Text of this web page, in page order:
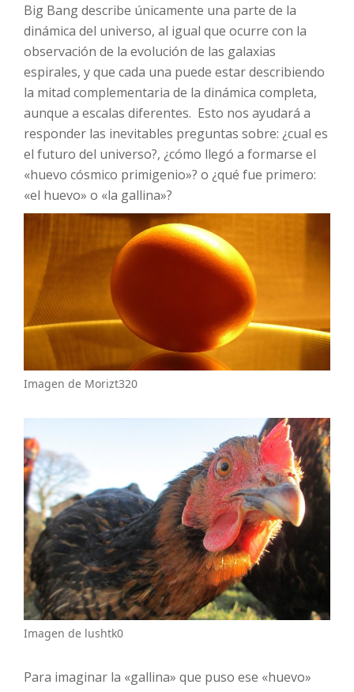
Big Bang describe únicamente una parte de la
dinámica del universo, al igual que ocurre con la
observación de la evolución de las galaxias
espirales, y que cada una puede estar describiendo
la mitad complementaria de la dinámica completa,
aunque a escalas diferentes. Esto nos ayudará a
responder las inevitables preguntas sobre: ¿cual es
el futuro del universo?, ¿cómo llegó a formarse el
«huevo cósmico primigenio»? o ¿qué fue primero:
«el huevo» o «la gallina»?
Imagen de Morizt320
Imagen de lushtk0
Para imaginar la «gallina» que puso ese «huevo»